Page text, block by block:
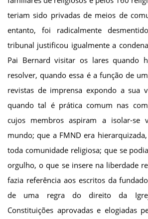
teriam sido privadas de meios de
entanto, foi radicalmente
tribunal justificou igualmente a
Pai Bernard visitar os lares quando
resolver, quando essa é a função de
revistas de imprensa expondo a sua
quando tal é prática comum nas
cujos membros aspiram a isolar-se
mundo; que a FMND era
toda comunidade religiosa; que se
orgulho, o que se insere na liberdade
fazia referência aos escritos da
de uma regra do direito da
Constituições aprovadas e elogiadas